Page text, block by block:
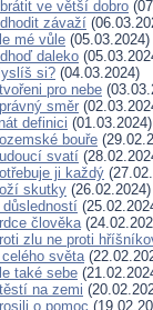
ve větší dobro
závaží
mé vůle (05.03.2024)
daleko
si? (04.03.2024)
pro nebe
směr
definici (01.03.2024)
bouře
svatí
ji každý
skutky (26.02.2024)
důsledností
člověka
zlu ne proti
světa
také sebe
na zemi
o pomoc